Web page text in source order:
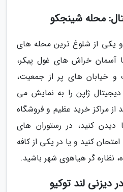
محله شینجکو
و یکی از شلوغ ترین محله های
آسمان خراش های غول پیکر،
و خیابان های پر از جمعیت،
ژاپن را به نمایش می
از مراکز خرید عظیم و فروشگاه
دیدن کنید، در رستوران های
کنید و یا در یکی از کافه
نظاره گر هیاهوی شهر باشید.
دیزنی لند توکیو